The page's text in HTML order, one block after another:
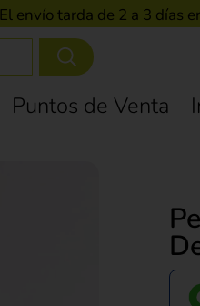
El envío tarda de 2 a 3 días
Puntos de Venta